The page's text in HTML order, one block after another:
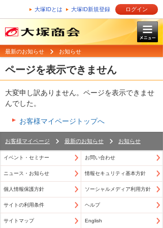
大塚IDとは 大塚ID新規登録 ログイン
最新のお知らせ お知らせ
ページを表示できません
大変申し訳ありません。ページを表示できませ
んでした。
お客様マイページトップへ
お客様マイページ 最新のお知らせ お知らせ
イベント・セミナー お問い合わせ
ニュース・お知らせ 情報セキュリティ基本方針
個人情報保護方針 ソーシャルメディア利用方針
サイトの利用条件 ヘルプ
サイトマップ English